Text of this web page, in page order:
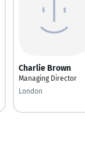
Charlie Brown
Managing Director
London